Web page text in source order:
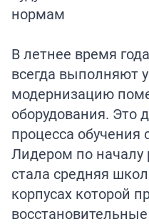
В летнее время
всегда выполняют
модернизацию
оборудования. Это
процесса обучения
Лидером по началу
стала средняя
корпусах которой